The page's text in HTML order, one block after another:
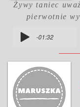
-01:32
Żywy taniec
pierwotnie